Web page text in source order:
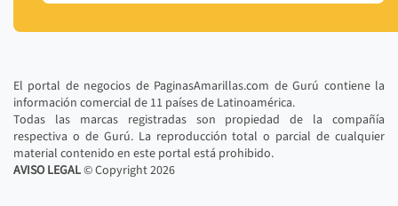
El portal de negocios de PaginasAmarillas.com de Gurú contiene la
información comercial de 11 países de Latinoamérica.
Todas las marcas registradas son propiedad de la compañía
respectiva o de Gurú. La reproducción total o parcial de cualquier
material contenido en este portal está prohibido.
AVISO LEGAL© Copyright2026